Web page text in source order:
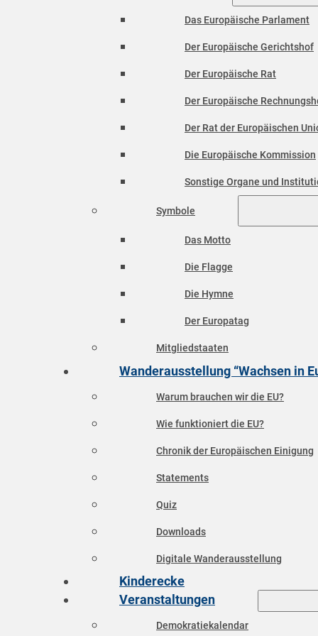
Das Europäische Parlament
Der Europäische Gerichtshof
Der Europäische Rat
Der Europäische
Der Rat der Europäischen
Die Europäische Kommission
Sonstige Organe und
Symbole
Das Motto
Die Flagge
Die Hymne
Der Europatag
Mitgliedstaaten
Wanderausstellung “Wachsen in
Warum brauchen wir die EU?
Wie funktioniert die EU?
Chronik der Europäischen Einigung
Statements
Quiz
Downloads
Digitale Wanderausstellung
Kinderecke
Veranstaltungen
Demokratiekalendar